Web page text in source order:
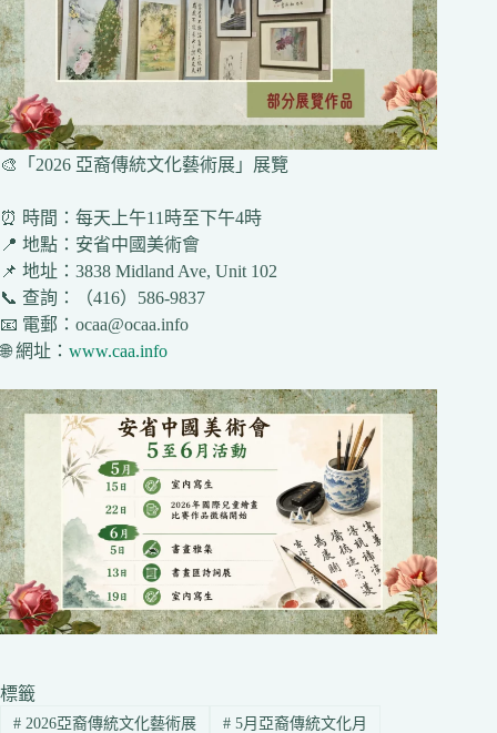
🎨「2026 亞裔傳統文化藝術展」展覽
⏰ 時間：每天上午11時至下午4時
📍 地點：安省中國美術會
📌 地址：3838 Midland Ave, Unit 102
📞 查詢：（416）586-9837
📧 電郵：ocaa@ocaa.info
🌐 網址： www.caa.info
標籤
#2026亞裔傳統文化藝術展 #5月亞裔傳統文化月